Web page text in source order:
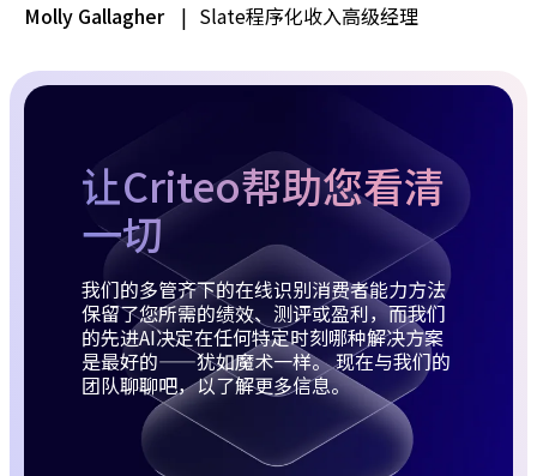
Molly Gallagher | Slate程序化收入高级经理
让Criteo帮助您看清
一切
我们的多管齐下的在线识别消费者能力方法
保留了您所需的绩效、测评或盈利，而我们
的先进AI决定在任何特定时刻哪种解决方案
是最好的——犹如魔术一样。 现在与我们的
团队聊聊吧，以了解更多信息。